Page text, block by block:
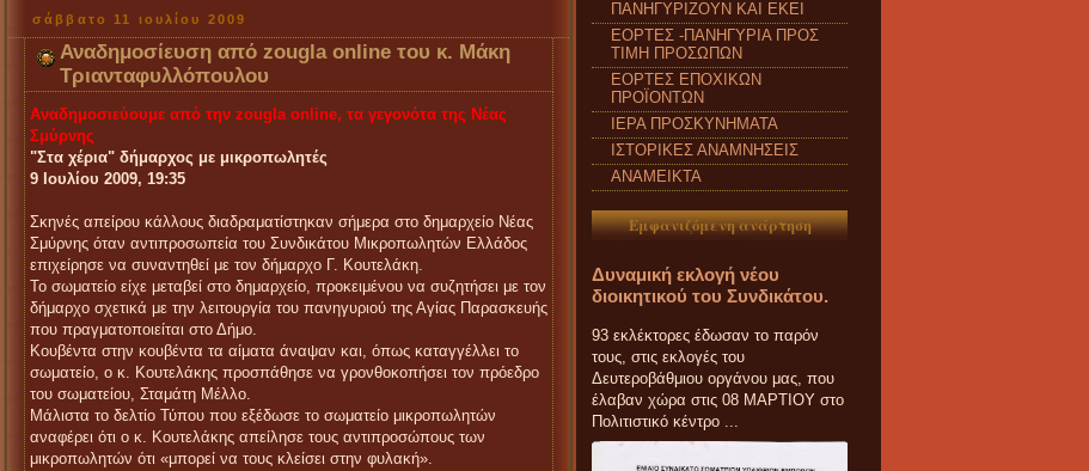
σάββατο 11 ιουλίου 2009
Αναδημοσίευση από zougla online του κ. Μάκη
Τριανταφυλλόπουλου
Αναδημοσιεύουμε από την zougla online, τα γεγονότα της Νέας
Σμύρνης
"Στα χέρια" δήμαρχος με μικροπωλητές
9 Ιουλίου 2009, 19:35
Σκηνές απείρου κάλλους διαδραματίστηκαν σήμερα στο δημαρχείο Νέας
Σμύρνης όταν αντιπροσωπεία του Συνδικάτου Μικροπωλητών Ελλάδος
επιχείρησε να συναντηθεί με τον δήμαρχο Γ. Κουτελάκη.
Το σωματείο είχε μεταβεί στο δημαρχείο, προκειμένου να συζητήσει με τον
δήμαρχο σχετικά με την λειτουργία του πανηγυριού της Αγίας Παρασκευής
που πραγματοποιείται στο Δήμο.
Κουβέντα στην κουβέντα τα αίματα άναψαν και, όπως καταγγέλλει το
σωματείο, ο κ. Κουτελάκης προσπάθησε να γρονθοκοπήσει τον πρόεδρο
του σωματείου, Σταμάτη Μέλλο.
Μάλιστα το δελτίο Τύπου που εξέδωσε το σωματείο μικροπωλητών
αναφέρει ότι ο κ. Κουτελάκης απείλησε τους αντιπροσώπους των
μικροπωλητών ότι «μπορεί να τους κλείσει στην φυλακή».
ΠΑΝΗΓΥΡΙΖΟΥΝ ΚΑΙ ΕΚΕΙ
ΕΟΡΤΕΣ -ΠΑΝΗΓΥΡΙΑ ΠΡΟΣ
ΤΙΜΗ ΠΡΟΣΩΠΩΝ
ΕΟΡΤΕΣ ΕΠΟΧΙΚΩΝ
ΠΡΟΪΟΝΤΩΝ
ΙΕΡΑ ΠΡΟΣΚΥΝΗΜΑΤΑ
ΙΣΤΟΡΙΚΕΣ ΑΝΑΜΝΗΣΕΙΣ
ΑΝΑΜΕΙΚΤΑ
Εμφανιζόμενη ανάρτηση
Δυναμική εκλογή νέου
διοικητικού του Συνδικάτου.
93 εκλέκτορες έδωσαν το παρόν
τους, στις εκλογές του
Δευτεροβάθμιου οργάνου μας, που
έλαβαν χώρα στις 08 ΜΑΡΤΙΟΥ στο
Πολιτιστικό κέντρο ...